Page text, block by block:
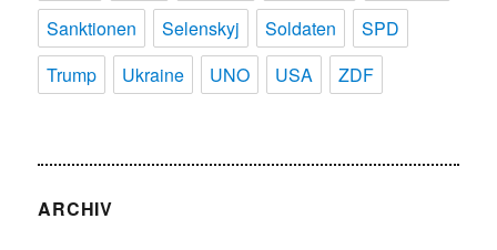
Sanktionen
Selenskyj Soldaten
SPD
Trump
Ukraine UNO USA ZDF
ARCHIV